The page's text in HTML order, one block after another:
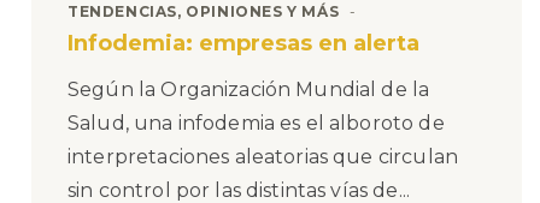
TENDENCIAS, OPINIONES Y MÁS
Infodemia: empresas en alerta
Según la Organización Mundial de la
Salud, una infodemia es el alboroto de
interpretaciones aleatorias que circulan
sin control por las distintas vías de...